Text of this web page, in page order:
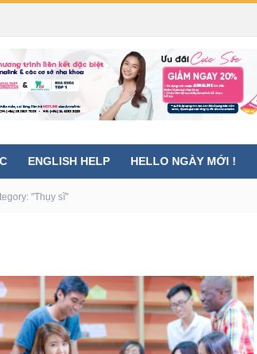
ENGLISH HELP HELLO NGÀY MỚI !
"Thụy sĩ"